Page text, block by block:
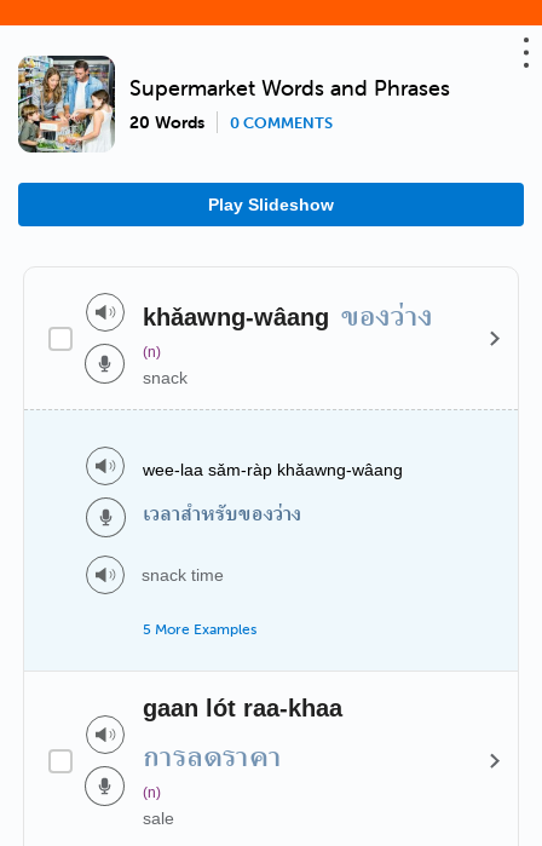
Supermarket Words and Phrases
20 Words 0 COMMENTS
Play Slideshow
khǎawng-wâang ของว่าง
(n)
snack
wee-laa sǎm-ràp khǎawng-wâang
เวลาสำหรับของว่าง
snack time
5 More Examples
gaan lót raa-khaa
การลดราคา
(n)
sale